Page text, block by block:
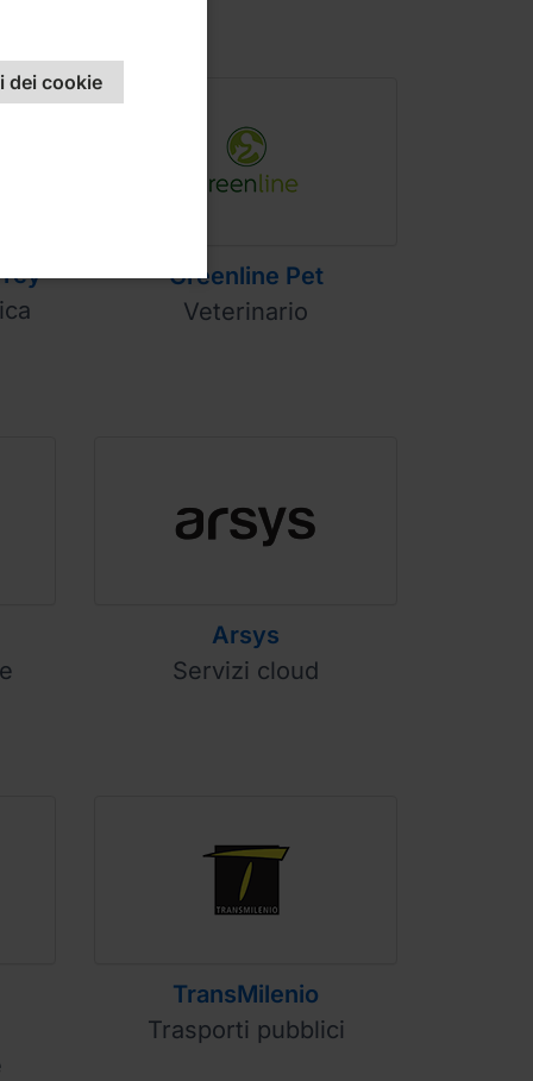
Greenline Pet
Veterinario
Arsys
Servizi cloud
TransMilenio
Trasporti pubblici
dei cookie